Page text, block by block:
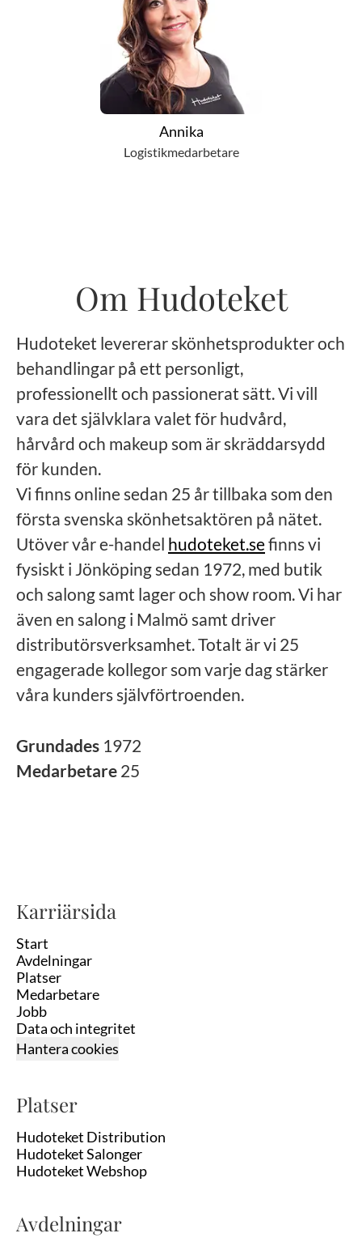
Annika
Logistikmedarbetare
Om Hudoteket
Hudoteket levererar skönhetsprodukter och
behandlingar på ett personligt,
professionellt och passionerat sätt. Vi vill
vara det självklara valet för hudvård,
hårvård och makeup som är skräddarsydd
för kunden.
Vi finns online sedan 25 år tillbaka som den
första svenska skönhetsaktören på nätet.
Utöver vår e-handel hudoteket.sefinns vi
fysiskt i Jönköping sedan 1972, med butik
och salong samt lager och show room. Vi har
även en salong i Malmö samt driver
distributörsverksamhet. Totalt är vi 25
engagerade kollegor som varje dag stärker
våra kunders självförtroenden.
Grundades 1972
Medarbetare 25
Karriärsida
Start
Avdelningar
Platser
Medarbetare
Jobb
Data och integritet
Hantera cookies
Platser
Hudoteket Distribution
Hudoteket Salonger
Hudoteket Webshop
Avdelningar